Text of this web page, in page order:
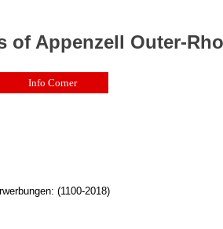
(1100-2018)
of Appenzell Outer-
Info Corner